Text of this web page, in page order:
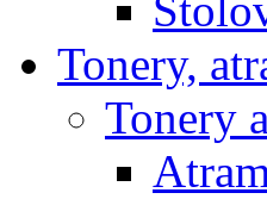
Tonery,
Tonery